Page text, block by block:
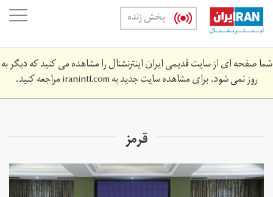
Skip
main
content
پخش زنده
شما صفحه ای از سایت قدیمی ایران اینترنشنال را مشاهده می کنید که دیگر به
روز نمی شود. برای مشاهده سایت جدید بهiranintl.comمراجعه کنید.
قرمز